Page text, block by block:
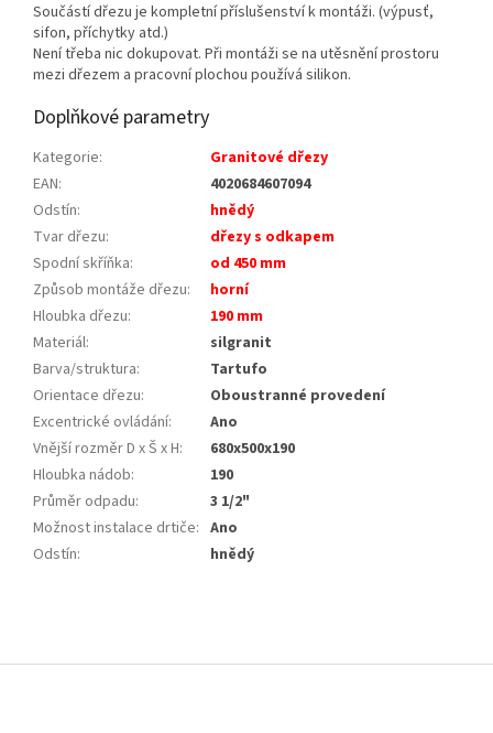
Součástí dřezu je kompletní příslušenství k montáži. (výpusť,
sifon, příchytky atd.)
Není třeba nic dokupovat. Při montáži se na utěsnění prostoru
mezi dřezem a pracovní plochou používá silikon.
Doplňkové parametry
Kategorie:
Granitové dřezy
EAN:
4020684607094
Odstín:
hnědý
Tvar dřezu:
dřezy s odkapem
Spodní skříňka:
od 450 mm
Způsob montáže dřezu:
horní
Hloubka dřezu:
190 mm
Materiál:
silgranit
Barva/struktura:
Tartufo
Orientace dřezu:
Oboustranné provedení
Excentrické ovládání:
Ano
Vnější rozměr D x Š x H:
680x500x190
Hloubka nádob:
190
Průměr odpadu:
3 1/2"
Možnost instalace drtiče: Ano
Odstín: hnědý
á